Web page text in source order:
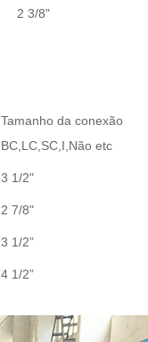
2 3/8"
Tamanho da conexão
BC,LC,SC,I,Não etc
3 1/2"
2 7/8"
3 1/2”
4 1/2”